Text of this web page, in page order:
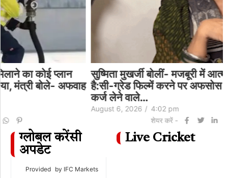
सुष्मिता मुखर्जी बोलीं- मजबूरी में आत्मा बेची, बुरा लगता
है:सी-ग्रेड फिल्में करने पर अफसोस जताकर कहा- तब
4:02 pm
ग्लोबल करेंसी
अपडेट
Provided by IFC Markets
Live Cricket